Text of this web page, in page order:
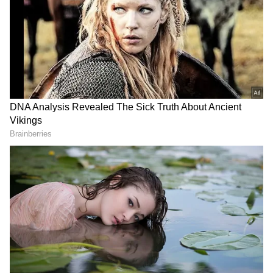
Image Credit : Asianet News
పవన్‌ కళ్యాణ్‌ మొదటి భార్య నందిని ఎక్కడుంది?
ఇదిలా ఉంటే రేణు దేశాయ్‌ ఇప్పుడు ఎక్కడుంది?
ఏంచేస్తుందో అందరికి తెలిసిందే. ఆమె పబ్లిక్‌ లో ఉంటుంది.
తరచూ అనేక విషయాలపై మాట్లాడుతుంది. అయితే పవన్‌
మొదటి భార్య నందిని ఎక్కడుంది? ఇప్పుడు ఏం
చేస్తుందనేది పెద్ద మిస్టరీ. ఈ విషయాలు తాజాగా బయటకు
వచ్చాయి. షాకింగ్‌ నిజాలు తెలిసిపోయాయి. ప్రముఖ
దర్శకుడు గీతా కృష్ణ ఈ విషయాన్ని వెల్లడించారు. నందిని..
గీతా కృష్ణ వాళ్ల బంధువుల అమ్మాయి అట. పత్తిపాటి
పుల్లారావు బంధువుల అమ్మాయి అట. వాళ్లది చాలా పెద్ద
ఫ్యామిలీ అని, వాళ్ల తాత పత్తిపాటి గంగరాజు, వాళ్లది
పోలవరం అని, పత్తిపాటి పుల్లారావు సిస్టర్‌ డాటరే నందిని
అని చెప్పారు. పవన్‌ కళ్యాణ్‌ తో విడిపోయాక మళ్లీ సినిమా